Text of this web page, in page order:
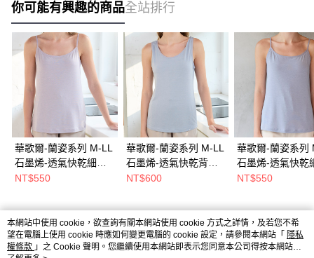
你可能有興趣的商品全站排行
華歌爾-蘭姿系列 M-LL
石墨烯-透氣快乾細帶
背心(霧忘藕)
NT$550
華歌爾-蘭姿系列 M-LL
石墨烯-透氣快乾背心
(日沐藍) LT541126NK
NT$600
華歌爾-蘭姿系列
石墨烯-透氣快乾
背心(日沐藍)
NT$550
熱門標籤
本網站中使用 cookie，欲查詢有關本網站使用 cookie 方式之詳情，及若您不希
望在電腦上使用 cookie 時應如何變更電腦的 cookie 設定，請參閱本網站「 隱私
權條款 」之 Cookie 聲明。您繼續使用本網站即表示您同意本公司得按本網站使